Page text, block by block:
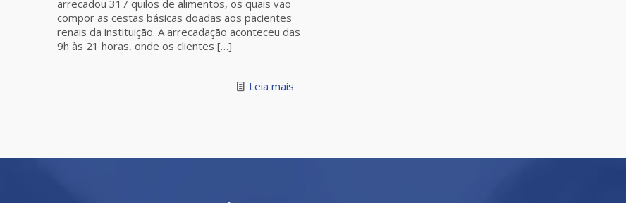
arrecadou 317 quilos de alimentos, os quais vão
compor as cestas básicas doadas aos pacientes
renais da instituição. A arrecadação aconteceu das
9h às 21 horas, onde os clientes […]
Leia mais